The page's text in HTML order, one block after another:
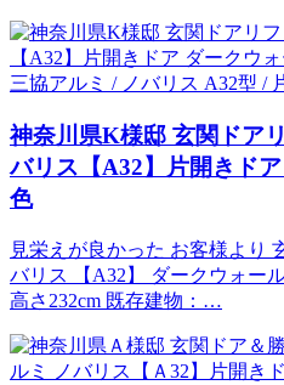
三協アルミ / ノバリス A32型 /
神奈川県K様邸 玄関ドア
バリス【A32】片開きド
色
見栄えが良かった お客様より
バリス 【A32】 ダークウォー
高さ232cm 既存建物：…